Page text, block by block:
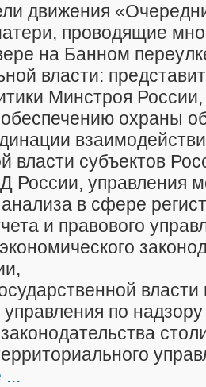
движения
проводящие
на Банном
власти:
Минстроя России,
охраны
власти субъектов
управления
в сфере
и правового
власти
управления по
...